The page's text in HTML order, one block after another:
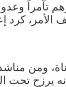
تآمراً
الأمر،
ومن
يرزح تحت